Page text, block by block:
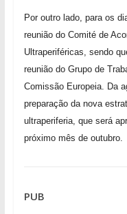
Por outro lado, para os
reunião do Comité de
Ultraperiféricas, sendo
reunião do Grupo de
Comissão Europeia. Da
preparação da nova
ultraperiferia, que será
próximo mês de outubro.
PUB